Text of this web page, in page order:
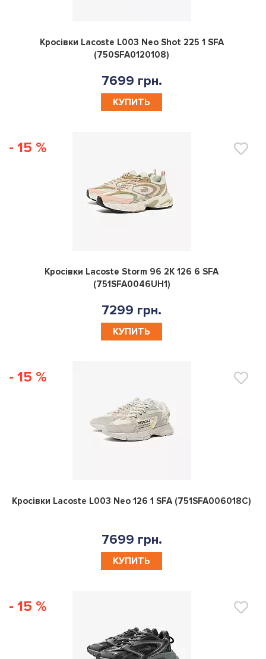
0
Кросівки Lacoste L003 Neo Shot 225 1 SFA
(750SFA0120108)
7699 грн.
КУПИТЬ
- 15 %
0
Кросівки Lacoste Storm 96 2K 126 6 SFA
(751SFA0046UH1)
7299 грн.
КУПИТЬ
- 15 %
0
Кросівки Lacoste L003 Neo 126 1 SFA (751SFA006018C)
7699 грн.
КУПИТЬ
- 15 %